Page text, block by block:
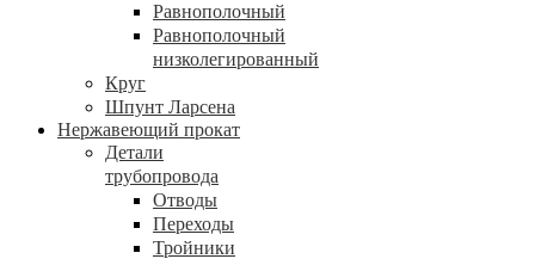
Равнополочный
Равнополочный
низколегированный
Круг
Шпунт Ларсена
Нержавеющий прокат
Детали
трубопровода
Отводы
Переходы
Тройники